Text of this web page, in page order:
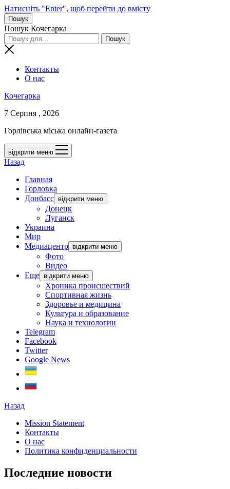
Натисніть "Enter", щоб перейти до вмісту
Пошук
Пошук Кочегарка
Контакты
О нас
Кочегарка
7 Серпня , 2026
Горлівська міська онлайн-газета
відкрити меню
Назад
Главная
Горловка
Донбасс відкрити меню
Донецк
Луганск
Украина
Мир
Медиацентр відкрити меню
Фото
Видео
Еще відкрити меню
Хроника происшествий
Спортивная жизнь
Здоровье и медицина
Культура и образование
Наука и технологии
Telegram
Facebook
Twitter
Google News
Назад
Mission Statement
Контакты
О нас
Политика конфиденциальности
Последние новости